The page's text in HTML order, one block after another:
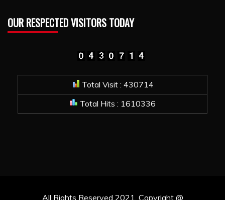
OUR RESPECTED VISITORS TODAY
Total Visit : 430714
Total Hits : 1610336
All Rights Reserved 2021. Copyright @